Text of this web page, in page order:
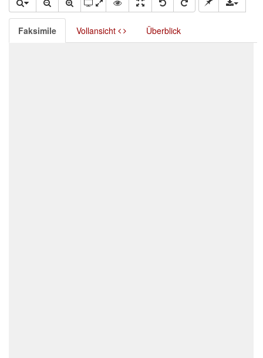
Faksimile Vollansicht Überblick